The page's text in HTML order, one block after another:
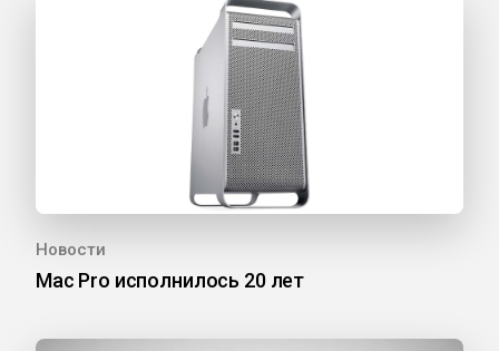
Новости
Mac Pro исполнилось 20 лет